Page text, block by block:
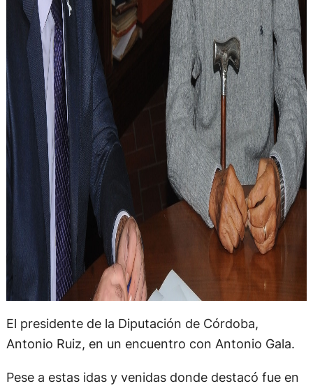
El presidente de la Diputación de Córdoba,
Antonio Ruiz, en un encuentro con Antonio Gala.
Pese a estas idas y venidas donde destacó fue en